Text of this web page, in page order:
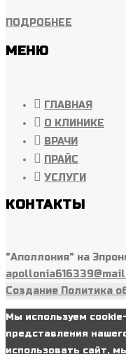
ПОДРОБНЕЕ
МЕНЮ
ГЛАВНАЯ
О КЛИНИКЕ
ВРАЧИ
ПРАЙС
УСЛУГИ
КОНТАКТЫ
"Аполлония" на
Создание Политика
Мы используем
представления
использовать сайт,